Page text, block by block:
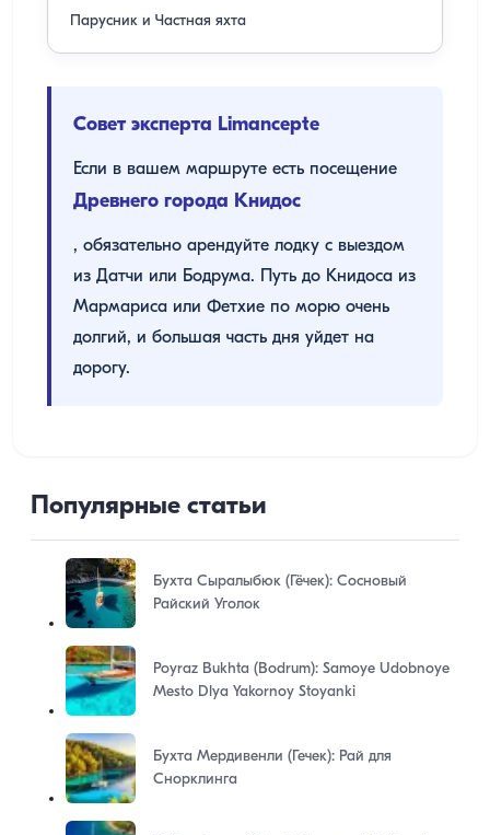
Парусник и Частная яхта
Совет эксперта Limancepte
Если в вашем маршруте есть посещение
Древнего города Книдос
, обязательно арендуйте лодку с выездом
из Датчи или Бодрума. Путь до Книдоса из
Мармариса или Фетхие по морю очень
долгий, и большая часть дня уйдет на
дорогу.
Популярные статьи
Бухта Сыралыбюк (Гёчек): Сосновый
Райский Уголок
Poyraz Bukhta (Bodrum): Samoye Udobnoye
Mesto Dlya Yakornoy Stoyanki
Бухта Мердивенли (Гечек): Рай для
Снорклинга